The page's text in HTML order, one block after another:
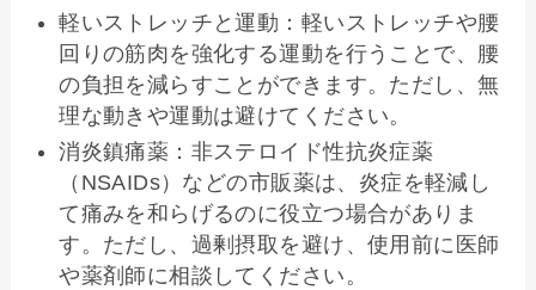
軽いストレッチと運動：軽いストレッチや腰
回りの筋肉を強化する運動を行うことで、腰
の負担を減らすことができます。ただし、無
理な動きや運動は避けてください。
消炎鎮痛薬：非ステロイド性抗炎症薬
（NSAIDs）などの市販薬は、炎症を軽減し
て痛みを和らげるのに役立つ場合がありま
す。ただし、過剰摂取を避け、使用前に医師
や薬剤師に相談してください。